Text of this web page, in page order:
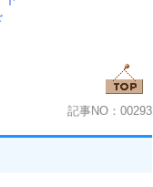
記事NO：00293